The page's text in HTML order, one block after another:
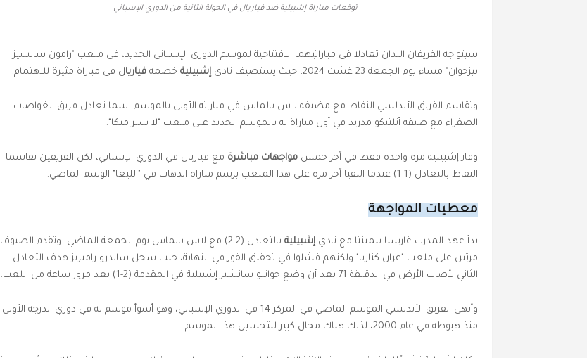
توقعات مباراة إشبيلية ضد فياريال في الجولة الثانية من الدوري الإسباني
سيتواجه الفريقان اللذان تعادلا في مباراتيهما الافتتاحية لموسم الدوري الإسباني الجديد، في ملعب "رامون سانشيز
بيزخوان" مساء يوم الجمعة 23 غشت 2024، حيث يستضيف نادي
إشبيلية خصمهفياريال في مباراة مثيرة للاهتمام.
وتقاسم الفريق الأندلسي النقاط مع مضيفه لاس بالماس في مباراته الأولى بالموسم، بينما تعادل فريق الغواصات
الصفراء مع ضيفه أتلتيكو مدريد في أول مباراة له بالموسم الجديد على ملعب "لا سيراميكا".
وفاز إشبيلية مرة واحدة فقط في آخر خمسمواجهات مباشرة مع فياريال في الدوري الإسباني، لكن الفريقين تقاسما
النقاط بالتعادل (1-1) عندما التقيا آخر مرة على هذا الملعب برسم مباراة الذهاب في "الليغا" الوسم الماضي.
معطيات المواجهة
بدأ عهد المدرب غارسيا بيمينتا مع ناديإشبيلية
بالتعادل (2-2) مع لاس بالماس يوم الجمعة الماضي، وتقدم الضيوف
مرتين على ملعب "غران كناريا" ولكنهم فشلوا في تحقيق الفوز في النهاية، حيث سجل ساندرو راميريز هدف التعادل
الثاني لأصاب الأرض في الدقيقة 71 بعد أن وضع خوانلو سانشيز إشبيلية في المقدمة (2-1) بعد مرور ساعة من اللعب.
وأنهى الفريق الأندلسي الموسم الماضي في المركز 14 في الدوري الإسباني، وهو أسوأ موسم له في دوري الدرجة الأولى
منذ هبوطه في عام 2000، لذلك هناك مجال كبير للتحسين هذا الموسم.